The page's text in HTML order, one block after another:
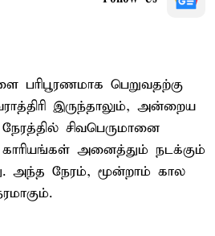
பரிபூரணமாக பெறுவதற்கு
இருந்தாலும், அன்றைய
நேரத்தில் சிவபெருமானை
அனைத்தும் நடக்கும்
அந்த நேரம், மூன்றாம் கால